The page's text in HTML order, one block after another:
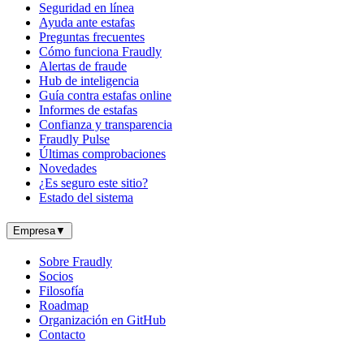
Seguridad en línea
Ayuda ante estafas
Preguntas frecuentes
Cómo funciona Fraudly
Alertas de fraude
Hub de inteligencia
Guía contra estafas online
Informes de estafas
Confianza y transparencia
Fraudly Pulse
Últimas comprobaciones
Novedades
¿Es seguro este sitio?
Estado del sistema
Empresa▼
Sobre Fraudly
Socios
Filosofía
Roadmap
Organización en GitHub
Contacto